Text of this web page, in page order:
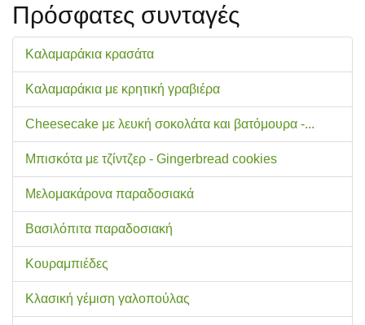
Πρόσφατες συνταγές
Καλαμαράκια κρασάτα
Καλαμαράκια με κρητική γραβιέρα
Cheesecake με λευκή σοκολάτα και βατόμουρα -...
Μπισκότα με τζίντζερ - Gingerbread cookies
Μελομακάρονα παραδοσιακά
Βασιλόπιτα παραδοσιακή
Κουραμπιέδες
Κλασική γέμιση γαλοπούλας